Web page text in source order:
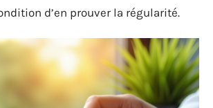
d’en prouver la régularité.